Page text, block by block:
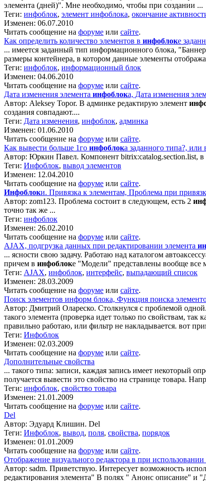
элемента (дней)". Мне необходимо, чтобы при создании ...
Теги: инфоблок, элемент инфоблока, окончание
Изменен: 06.07.2010
Читать сообщение на форуме или сайте.
Как определить количество элементов в инфоблоке
... имеется заданный тип информационного блока,
размеры контейнера, в котором данные элементы
Теги: инфоблок, информационный блок
Изменен: 04.06.2010
Читать сообщение на форуме или сайте.
Дата изменения элемента инфоблока, Дата изменения
Автор: Aleksey Topor. В админке редактирую элемент
создания совпадают....
Теги: Дата изменения, инфоблок, админка
Изменен: 01.06.2010
Читать сообщение на форуме или сайте.
Как вывести больше 1го инфоблока заданного типа?, или
Автор: Юркин Павел. Компонент bitrix:catalog.section.list, в
Теги: Инфоблок, вывод элементов
Изменен: 12.04.2010
Читать сообщение на форуме или сайте.
Инфоблоки. Привязка к элементам, Проблема при
Автор: zom123. Проблема состоит в следующем, есть 2
точно так же ...
Теги: инфоблок
Изменен: 26.02.2010
Читать сообщение на форуме или сайте.
AJAX, подгрузка данных при редактировании элемента
... ясности свою задачу. Работаю над каталогом
причем в инфоблоке "Модели" представлены вообще все
Теги: AJAX, инфоблок, интерфейс, выпадающий список
Изменен: 28.03.2009
Читать сообщение на форуме или сайте.
Поиск элементов информ блока, Функция поиска
Автор: Дмитрий Олареско. Столкнулся с проблемой
такого элемента (проверка идет только по свойствам,
правильно работаю, или фильтр не накладывается. вот
Теги: Инфоблок
Изменен: 02.03.2009
Читать сообщение на форуме или сайте.
Дополнительные свойства
... такого типа: записи, каждая запись имеет некоторый
получается вывести это свойство на странице товара.
Теги: инфоблок, свойство товара
Изменен: 21.01.2009
Читать сообщение на форуме или сайте.
Del
Автор: Эдуард Клишин. Del
Теги: Инфоблок, вывод, поля, свойства, порядок
Изменен: 01.01.2009
Читать сообщение на форуме или сайте.
Отображение визуального редактора в при
Автор: sadm. Приветствую. Интересует возможность
редактирования элемента" В полях " Анонс описание" и